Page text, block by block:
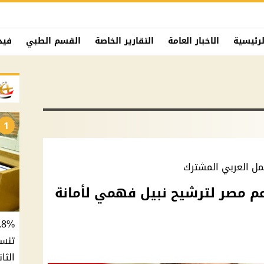
الاخبار العامة التقارير الخاصة القسم الطبي
العربي المشترك
مصر لترشيح نبيل فهمي لأمانة
1